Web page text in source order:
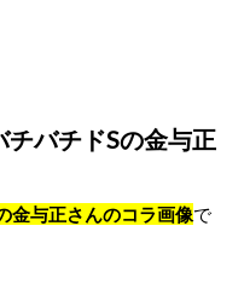
バチドSの金与正
金与正さんのコラ画像で